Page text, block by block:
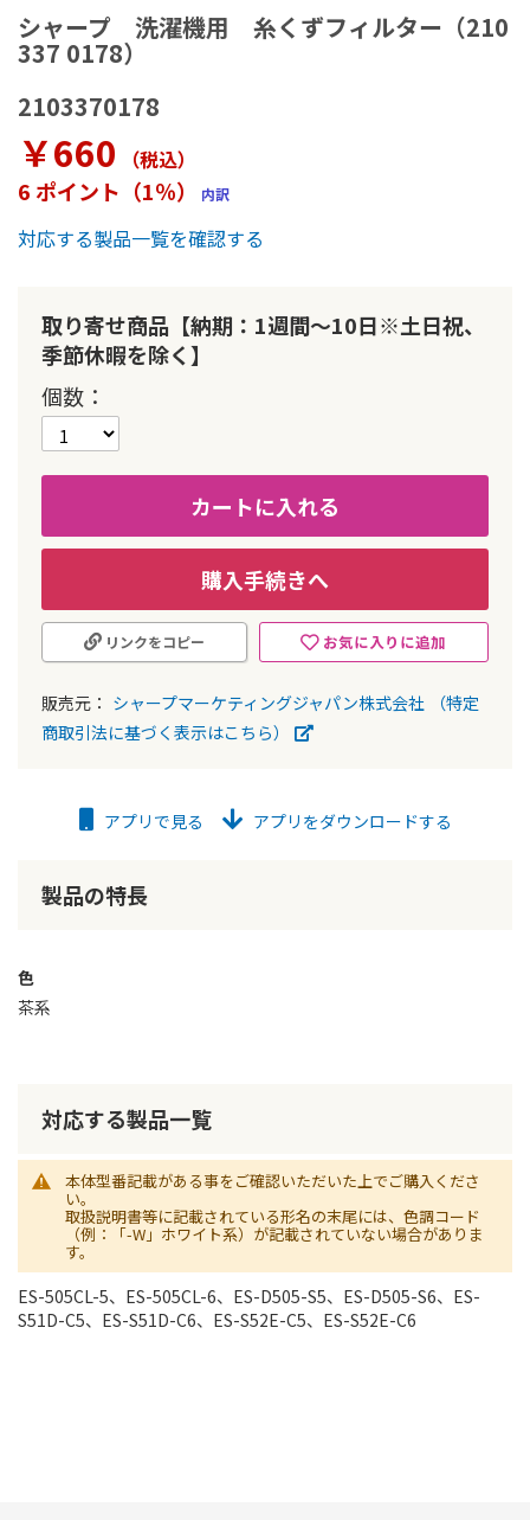
シャープ 洗濯機用 糸くずフィルター（210
337 0178）
2103370178
￥660 （税込）
6 ポイント（1％） 内訳
対応する製品一覧を確認する
取り寄せ商品【納期：1週間～10日※土日祝、
季節休暇を除く】
個数
カートに入れる
購入手続きへ
お気に入りに追加
リンクをコピー
販売元： シャープマーケティングジャパン株式会社
（特定
商取引法に基づく表示はこちら）
メ
ー
ジ
ャ
リ
ー
の
最
初
動
す
る
アプリで見る アプリをダウンロードする
製品の特長
色
茶系
対応する製品一覧
本体型番記載がある事をご確認いただいた上でご購入くださ
い。
取扱説明書等に記載されている形名の末尾には、色調コード
（例：「-W」ホワイト系）が記載されていない場合がありま
す。
ES-505CL-5、ES-505CL-6、ES-D505-S5、ES-D505-S6、ES-
S51D-C5、ES-S51D-C6、ES-S52E-C5、ES-S52E-C6